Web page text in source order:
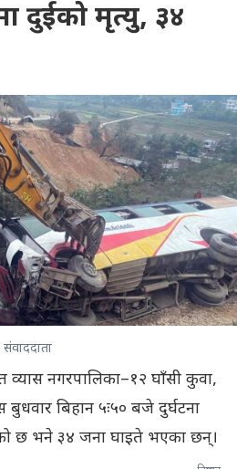
दुईको मृत्यु, ३४
व्यास नगरपालिका–१२ घाँसी कुवा,
बुधवार बिहान ५ः५० बजे दुर्घटना
छ भने ३४ जना घाइते भएका छन्।